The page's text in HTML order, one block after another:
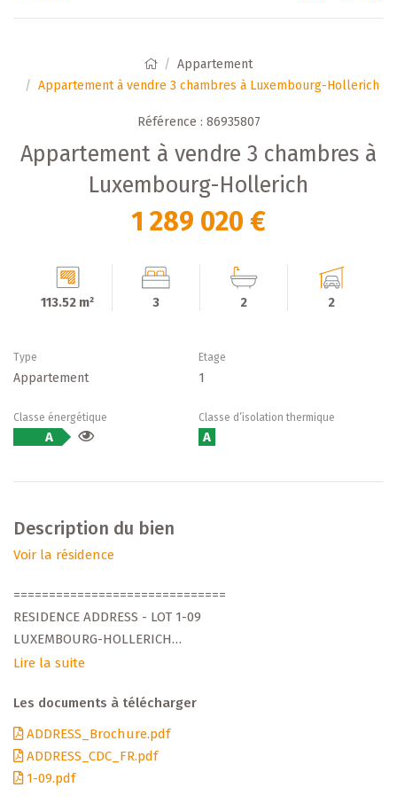
Appartement
Appartement à vendre 3 chambres à Luxembourg-Hollerich
Référence : 86935807
Appartement à vendre 3 chambres à
Luxembourg-Hollerich
1 289 020 €
113.52 m² 3 2 2
Type
Appartement
Etage
1
Classe énergétique
A
Classe d’isolation thermique
A
Description du bien
Voir la résidence
==============================
RESIDENCE ADDRESS - LOT 1-09
LUXEMBOURG-HOLLERICH
APPARTEMENT 3 CHAMBRES
Découvrez ce nouveau projet résidentiel de standing,
développé par Arend & Fischbach, promoteur
luxembourgeois reconnu depuis plus de 30 ans. Située
Lire la suite
Les documents à télécharger
ADDRESS_Brochure.pdf
ADDRESS_CDC_FR.pdf
1-09.pdf